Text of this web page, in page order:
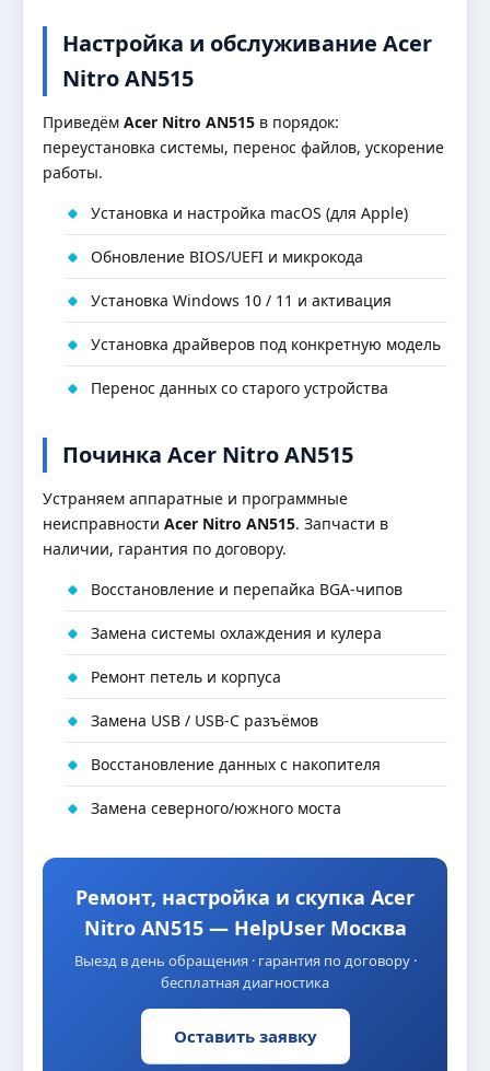
Настройка и обслуживание Acer
Nitro AN515
Приведём Acer Nitro AN515 в порядок:
переустановка системы, перенос файлов, ускорение
работы.
Установка и настройка macOS (для Apple)
Обновление BIOS/UEFI и микрокода
Установка Windows 10 / 11 и активация
Установка драйверов под конкретную модель
Перенос данных со старого устройства
Починка Acer Nitro AN515
Устраняем аппаратные и программные
неисправности Acer Nitro AN515. Запчасти в
наличии, гарантия по договору.
Восстановление и перепайка BGA-чипов
Замена системы охлаждения и кулера
Ремонт петель и корпуса
Замена USB / USB-C разъёмов
Восстановление данных с накопителя
Замена северного/южного моста
Ремонт, настройка и скупка Acer
Nitro AN515 — HelpUser Москва
Выезд в день обращения · гарантия по договору ·
бесплатная диагностика
Оставить заявку